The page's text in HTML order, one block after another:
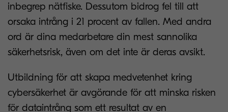
inbegrep nätfiske. Dessutom bidrog fel till att
orsaka intrång i 21 procent av fallen. Med andra
ord är dina medarbetare din mest sannolika
säkerhetsrisk, även om det inte är deras avsikt.
Utbildning för att skapa medvetenhet kring
cybersäkerhet är avgörande för att minska risken
för dataintrång som ett resultat av en